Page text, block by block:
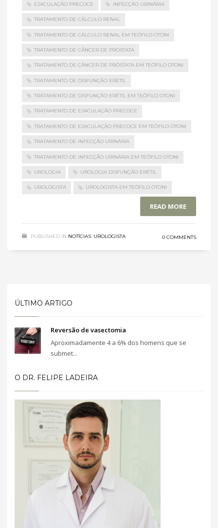
EJACULAÇÃO PRECOCE INFECÇÃO URINÁRIA
TRATAMENTO DE CÁLCULO RENAL
TRATAMENTO DE CÁLCULO RENAL EM TEÓFILO OTONI
TRATAMENTO DE CÂNCER DE PRÓSTATA
TRATAMENTO DE CÂNCER DE PRÓSTATA EM TEÓFILO OTONI
TRATAMENTO DE DISFUNÇÃO ERÉTIL
TRATAMENTO DE DISFUNÇÃO ERÉTIL EM TEÓFILO OTONI
TRATAMENTO DE EJACULAÇÃO PRECOCE
TRATAMENTO DE EJACULAÇÃO PRECOCE EM TEÓFILO OTONI
TRATAMENTO DE INFECÇÃO URINÁRIA
TRATAMENTO DE INFECÇÃO URINÁRIA EM TEÓFILO OTONI
UROLOGIA UROLOGIA DISFUNÇÃO ERÉTIL
UROLOGISTA UROLOGISTA EM TEÓFILO OTONI
READ MORE
PUBLISHED IN NOTÍCIAS, UROLOGISTA 0 COMMENTS
ÚLTIMO ARTIGO
Reversão de vasectomia
Aproximadamente 4 a 6% dos homens que se
submet...
O DR. FELIPE LADEIRA